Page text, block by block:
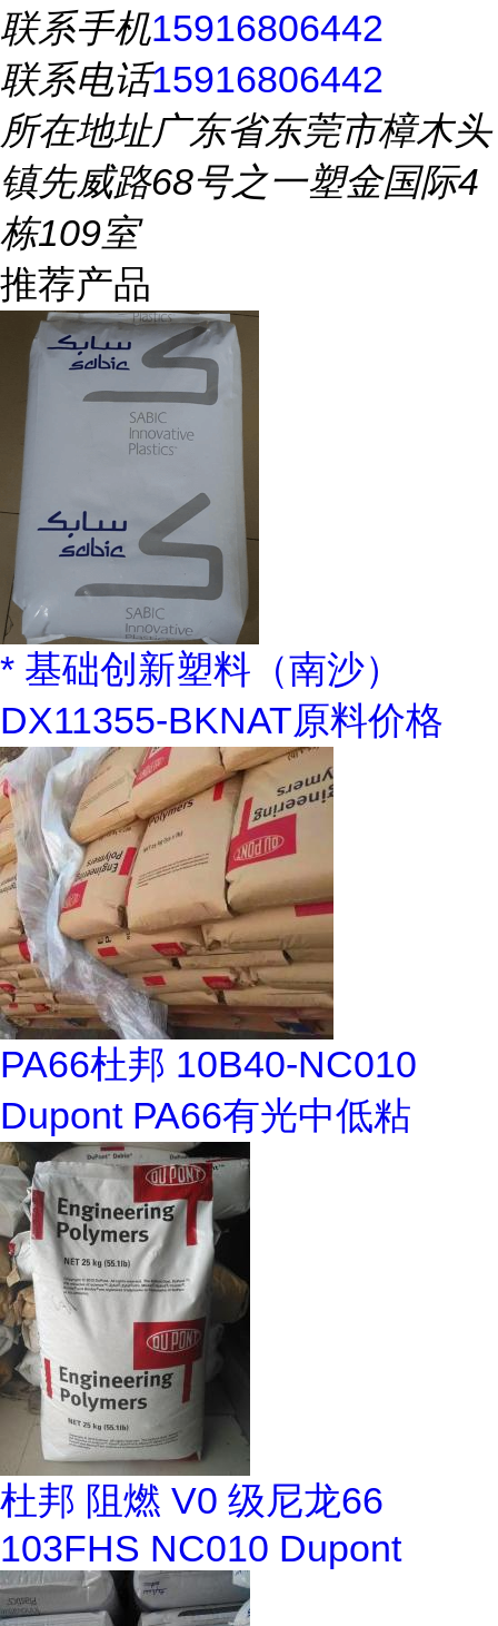
联系手机15916806442
联系电话15916806442
所在地址广东省东莞市樟木头
镇先威路68号之一塑金国际4
栋109室
推荐产品
* 基础创新塑料（南沙）
DX11355-BKNAT原料价格
PA66杜邦 10B40-NC010
Dupont PA66有光中低粘
杜邦 阻燃 V0 级尼龙66
103FHS NC010 Dupont